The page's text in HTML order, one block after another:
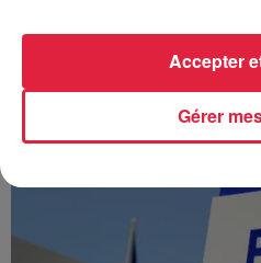
Depuis plusieurs jours, des
l’eau brune s’écouler de leurs
Gérer
Accepter